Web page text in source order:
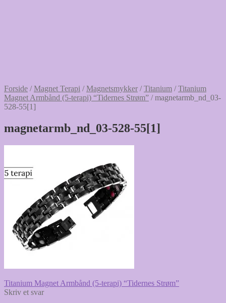
Forside /Magnet Terapi /Magnetsmykker /Titanium /Titanium
Magnet Armbånd (5-terapi) “Tidernes Strøm” /magnetarmb_nd_03-
528-55[1]
magnetarmb_nd_03-528-55[1]
Indlægsnavigation
Forrige
indlæg:
Titanium Magnet Armbånd (5-terapi) “Tidernes Strøm”
Skriv et svar